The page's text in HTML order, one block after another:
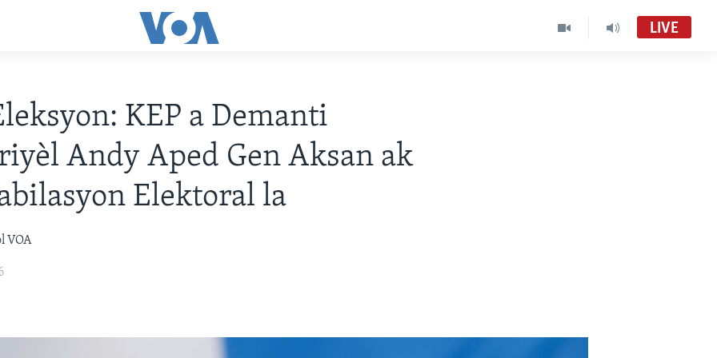
LIVE
KEP a Demanti
Andy Aped Gen Aksan ak
Elektoral la
VOA